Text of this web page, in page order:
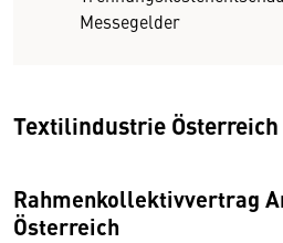
Messegelder
Textilindustrie Österreich
Rahmenkollektivvertrag
Österreich